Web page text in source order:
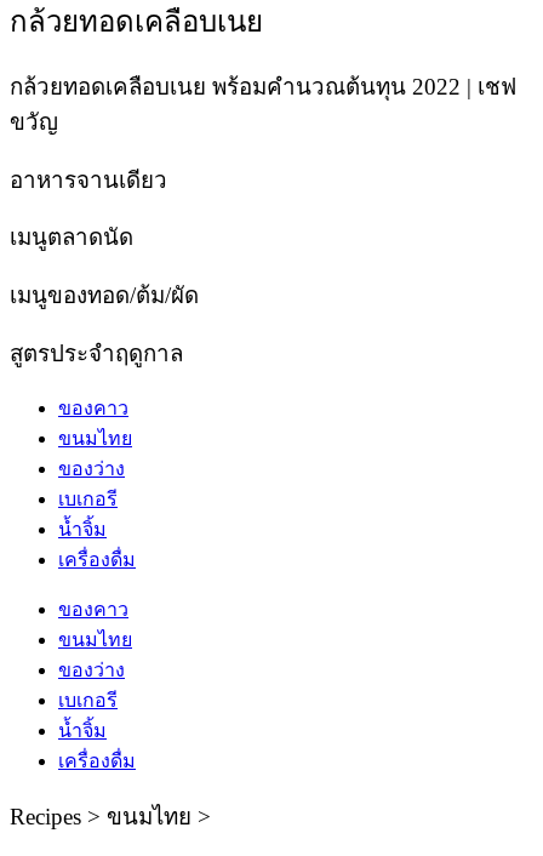
กล้วยทอดเคลือบเนย
กล้วยทอดเคลือบเนย พร้อมคำนวณต้นทุน 2022 | เชฟ
ขวัญ
อาหารจานเดียว
เมนูตลาดนัด
เมนูของทอด/ต้ม/ผัด
สูตรประจำฤดูกาล
ของคาว
ขนมไทย
ของว่าง
เบเกอรี
น้ำจิ้ม
เครื่องดื่ม
ของคาว
ขนมไทย
ของว่าง
เบเกอรี
น้ำจิ้ม
เครื่องดื่ม
Recipes > ขนมไทย >